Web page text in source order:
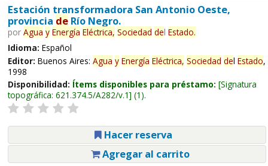
Estación transformadora San Antonio Oeste,
provincia deRío Negro.
por Agua y Energía Eléctrica, Sociedad del Estado.
Idioma: Español
Editor: Buenos Aires: Agua y Energía Eléctrica, Sociedad del Estado,
1998
Disponibilidad: Ítems disponibles para préstamo: Signatura
topográfica: 621.374.5/A282/v.1 (1).
Hacer reserva
Agregar al carrito